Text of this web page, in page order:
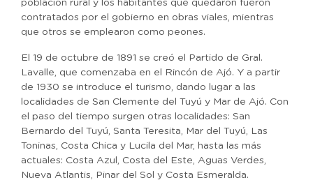
población rural y los habitantes que quedaron fueron
contratados por el gobierno en obras viales, mientras
que otros se emplearon como peones.
El 19 de octubre de 1891 se creó el Partido de Gral.
Lavalle, que comenzaba en el Rincón de Ajó. Y a partir
de 1930 se introduce el turismo, dando lugar a las
localidades de San Clemente del Tuyú y Mar de Ajó. Con
el paso del tiempo surgen otras localidades: San
Bernardo del Tuyú, Santa Teresita, Mar del Tuyú, Las
Toninas, Costa Chica y Lucila del Mar, hasta las más
actuales: Costa Azul, Costa del Este, Aguas Verdes,
Nueva Atlantis, Pinar del Sol y Costa Esmeralda.